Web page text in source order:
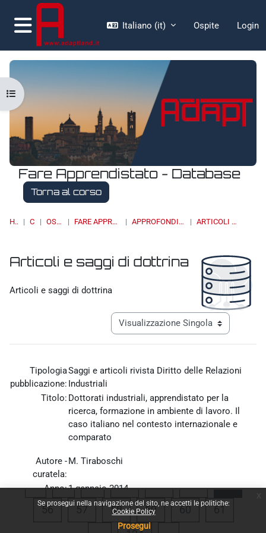
Vai al contenuto principale
Se prosegui nella navigazione del sito, ne accetti le politiche:
Cookie Policy
Prosegui
Pannello laterale
Italiano ‎(it)‎ Ospite Login
Fare Apprendistato - Database
Torna al corso
HOME CORSI OSSERVATORI FARE APPRENDISTATO - DATABASE APPROFONDIMENTI, STUDI E RICERCHE ARTICOLI E SAGGI DI DOTTRINA
Apri indice del corso
Articoli e saggi di dottrina
Articoli e saggi di dottrina
Navigazione terziaria modalità
Tipologia
pubblicazione:
Saggi e articoli rivista Diritto delle Relazioni
Industriali
Titolo: Dottorati industriali, apprendistato per la
ricerca, formazione in ambiente di lavoro. Il
caso italiano nel contesto internazionale e
comparato
Autore -
curatela:
M. Tiraboschi
Anno:1 gennaio 2014
Allegato:
dri_1_2014_tiraboschi.pdf
« Pagina precedente
1Pagina 1
… 52 53 54 55
56Pagina 56
57Pagina 57
58Pagina 58
59Pagina 59
60Pagina 60
61Pagina